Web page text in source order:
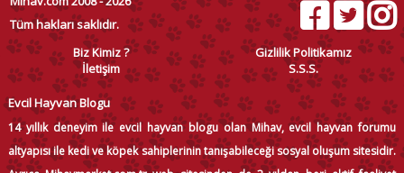
Tüm hakları saklıdır.
Biz Kimiz ?
Gizlilik Politikamız
İletişim
S.S.S.
Evcil Hayvan Blogu
14 yıllık deneyim ile evcil hayvan blogu olan Mihav, evcil hayvan forumu
altyapısı ile kedi ve köpek sahiplerinin tanışabileceği sosyal oluşum sitesidir.